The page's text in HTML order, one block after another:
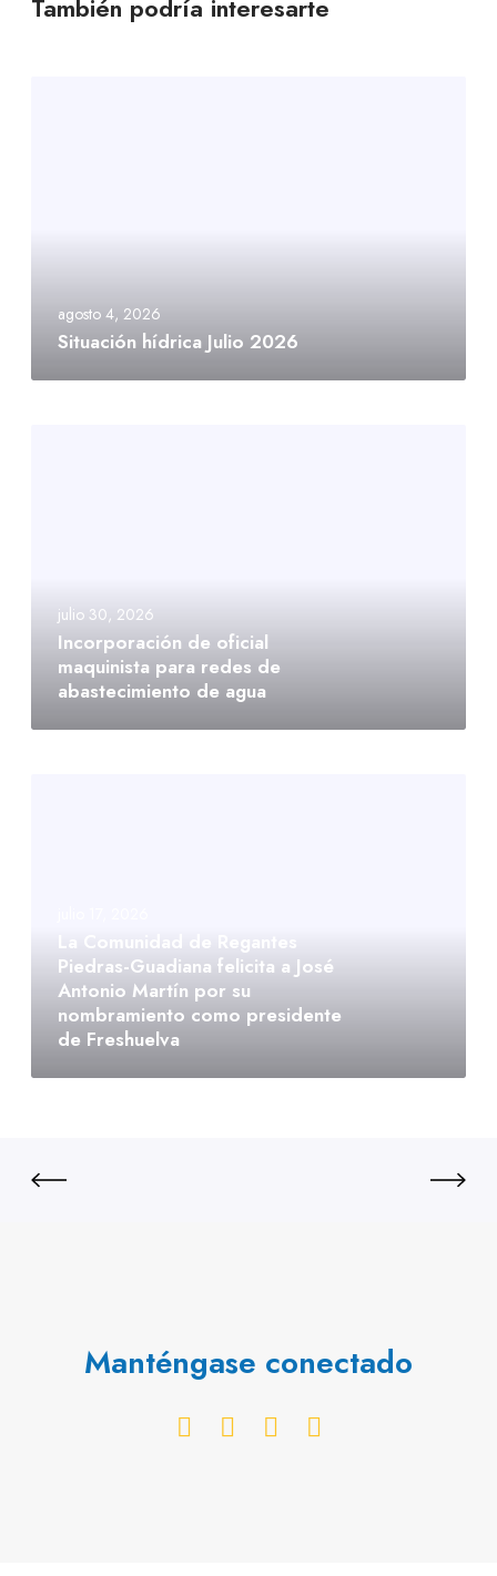
También podría interesarte
agosto 4, 2026
Situación hídrica Julio 2026
julio 30, 2026
Incorporación de oficial
maquinista para redes de
abastecimiento de agua
La Comunidad de Regantes
Piedras-Guadiana felicita a José
Antonio Martín por su
nombramiento como presidente
de Freshuelva
Manténgase conectado